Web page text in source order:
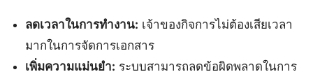
ลดเวลาในการทำงาน: เจ้าของกิจการไม่ต้องเสียเวลา
มากในการจัดการเอกสาร
เพิ่มความแม่นยำ: ระบบสามารถลดข้อผิดพลาดในการ